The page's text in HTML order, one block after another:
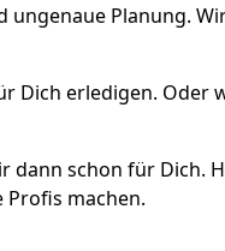
Planung.
Dich erledigen. Oder
schon für Dich.
Profis machen.